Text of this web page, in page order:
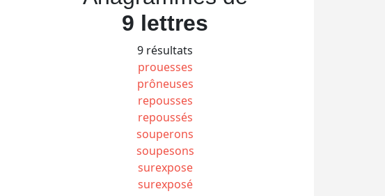
9 lettres
9 résultats
prouesses
prôneuses
repousses
repoussés
souperons
soupesons
surexpose
surexposé